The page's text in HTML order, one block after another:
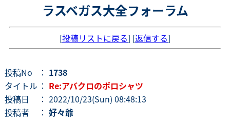
ラスベガス大全フォーラム
[投稿リストに戻る] [返信する]
投稿No ： 1738
タイトル ： Re:アバクロのポロシャツ
投稿日
： 2022/10/23(Sun) 08:48:13
投稿者
： 好々爺